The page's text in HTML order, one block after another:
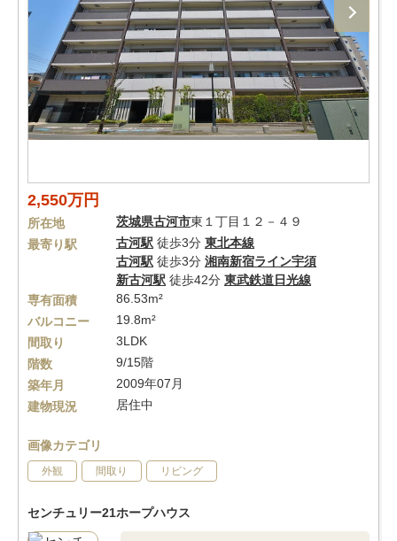
2,550万円
所在地 茨城県古河市東１丁目１２－４９
最寄り駅
古河駅 徒歩3分 東北本線
古河駅 徒歩3分 湘南新宿ライン宇須
新古河駅 徒歩42分 東武鉄道日光線
専有面積
86.53m²
バルコニー
19.8m²
間取り
3LDK
階数
9/15階
築年月
2009年07月
建物現況
居住中
画像カテゴリ
外観 間取り リビング
センチュリー21ホープハウス